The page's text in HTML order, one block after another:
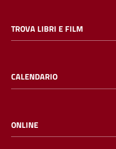
i
TROVA LIBRI E FILM
CALENDARIO
ONLINE